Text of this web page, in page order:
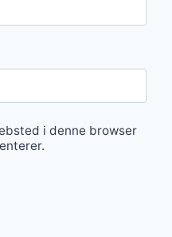
i denne browser